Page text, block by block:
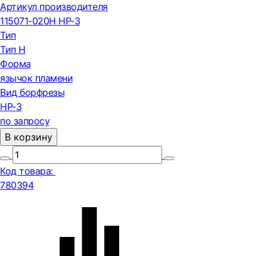
Артикул производителя
115071-020H HP-3
Тип
Тип H
Форма
язычок пламени
Вид борфрезы
HP-3
по запросу
В корзину
Код товара:
780394